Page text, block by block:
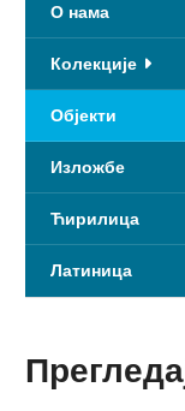
О нама
Колекције
Објекти
Изложбе
Ћирилица
Латиница